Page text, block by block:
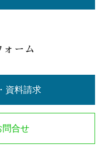
ォーム
資料請求
問合せ